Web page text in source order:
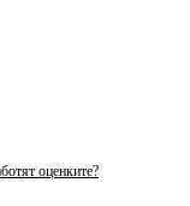
оценките?